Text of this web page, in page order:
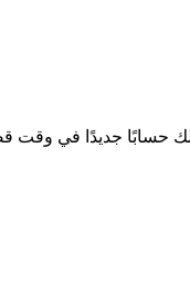
حسابًا جديدًا في